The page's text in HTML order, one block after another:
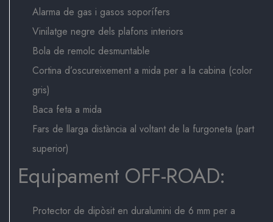
Alarma de gas i gasos soporífers
Vinilatge negre dels plafons interiors
Bola de remolc desmuntable
Cortina d’oscureixement a mida per a la cabina (color
gris)
Baca feta a mida
Fars de llarga distància al voltant de la furgoneta (part
superior)
Equipament OFF-ROAD:
Protector de dipòsit en duralumini de 6 mm per a